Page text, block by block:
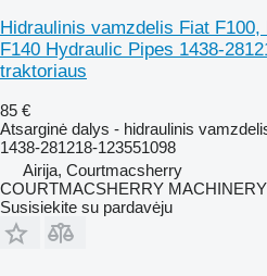
Hidraulinis vamzdelis Fiat F100,
F140 Hydraulic Pipes 1438-
traktoriaus
85 €
Atsarginė dalys - hidraulinis
1438-281218-123551098
Airija, Courtmacsherry
COURTMACSHERRY
Susisiekite su pardavėju